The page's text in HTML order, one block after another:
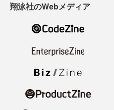
翔泳社のWebメディア